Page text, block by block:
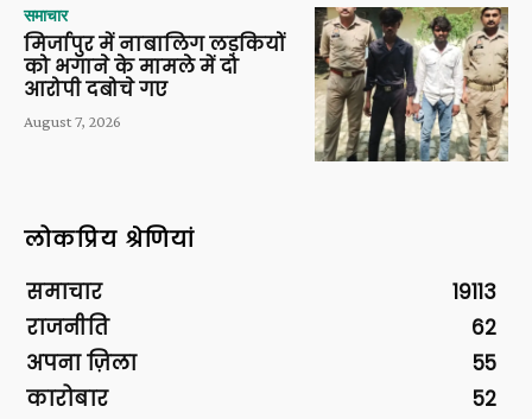
समाचार
मिर्जापुर में नाबालिग लड़कियों
को भगाने के मामले में दो
आरोपी दबोचे गए
August 7, 2026
लोकप्रिय श्रेणियां
समाचार
19113
राजनीति
62
अपना ज़िला
55
कारोबार
52